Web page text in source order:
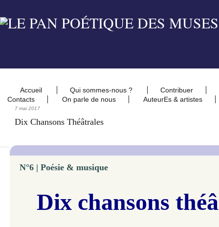
Accueil Qui sommes-nous ?
Contribuer
Contacts
On parle de nous AuteurEs & artistes
7 mai 2017
Dix Chansons Théâtrales
N°6 | Poésie & musique
Dix chansons